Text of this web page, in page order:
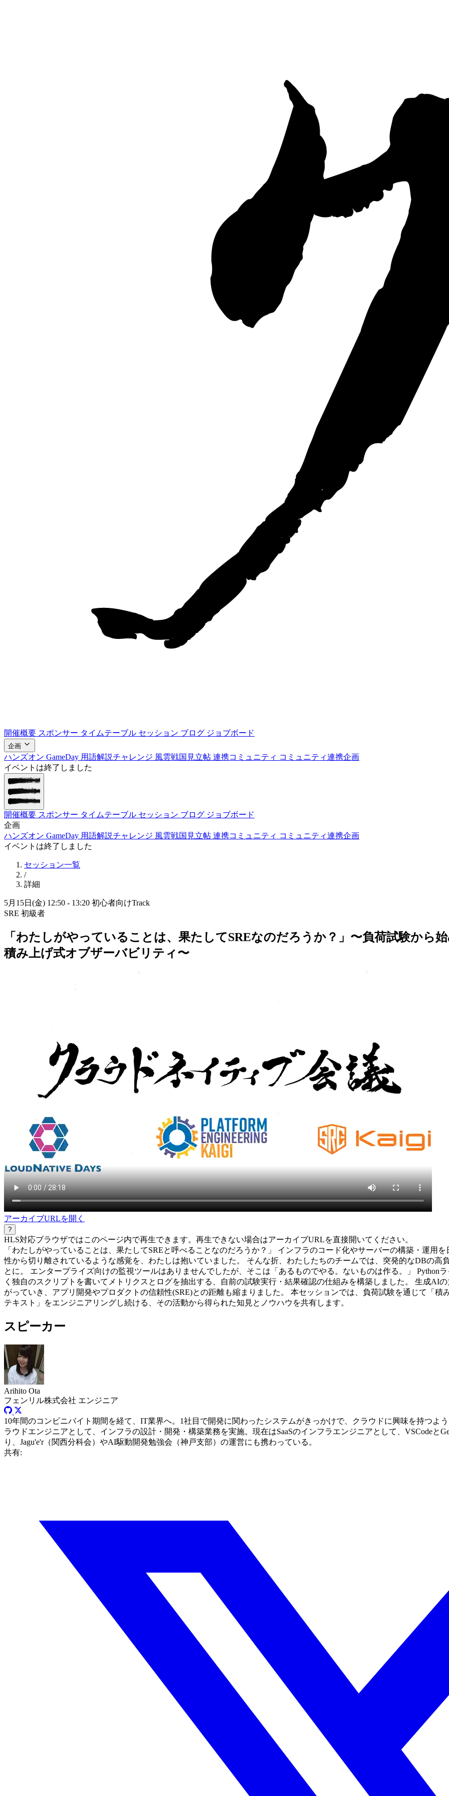
開催概要 スポンサー タイムテーブル セッション ブログ ジョブボード
企画
ハンズオン GameDay 用語解説チャレンジ 風雲戦国見立帖 連携コミュニティ コミュニティ連携企画
イベントは終了しました
開催概要 スポンサー タイムテーブル セッション ブログ ジョブボード
企画
ハンズオン GameDay 用語解説チャレンジ 風雲戦国見立帖 連携コミュニティ コミュニティ連携企画
イベントは終了しました
セッション一覧
/
詳細
5月15日(金) 12:50 - 13:20 初心者向けTrack
SRE 初級者
「わたしがやっていることは、 果たしてSREなのだろうか？」〜負荷試験から
積み上げ式オブザーバビリティ〜
アーカイブURLを開く
?
HLS対応ブラウザではこのページ内で再生できます。再生できない場合はアーカイブURLを直接開いてください。
「わたしがやっていることは、果たしてSREと呼べることなのだろうか？」 インフラのコード化やサーバーの構築・運用
性から切り離されているような感覚を、わたしは抱いていました。 そんな折、わたしたちのチームでは、突発的なDBの
とに。 エンタープライズ向けの監視ツールはありませんでしたが、そこは「あるものでやる。ないものは作る。」 Python
く独自のスクリプトを書いてメトリクスとログを抽出する、自前の試験実行・結果確認の仕組みを構築しました。 生成AI
がっていき、アプリ開発やプロダクトの信頼性(SRE)との距離も縮まりました。 本セッションでは、負荷試験を通じて「
テキスト」をエンジニアリングし続ける、その活動から得られた知見とノウハウを共有します。
スピーカー
Arihito Ota
フェンリル株式会社 エンジニア
10年間のコンビニバイト期間を経て、IT業界へ。1社目で開発に関わったシステムがきっかけで、クラウドに興味を持つよ
ラウドエンジニアとして、インフラの設計・開発・構築業務を実施。現在はSaaSのインフラエンジニアとして、VSCodeと
り、Jagu'e'r（関西分科会）やAI駆動開発勉強会（神戸支部）の運営にも携わっている。
共有: